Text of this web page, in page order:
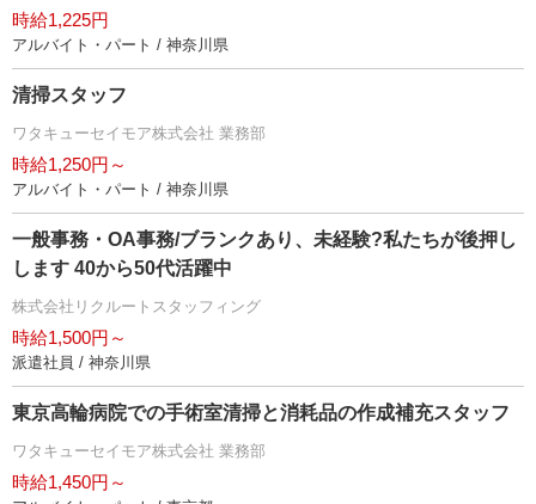
時給1,225円
アルバイト・パート / 神奈川県
清掃スタッフ
ワタキューセイモア株式会社 業務部
時給1,250円～
アルバイト・パート / 神奈川県
一般事務・OA事務/ブランクあり、未経験?私たちが後押し
します 40から50代活躍中
株式会社リクルートスタッフィング
時給1,500円～
派遣社員 / 神奈川県
東京高輪病院での手術室清掃と消耗品の作成補充スタッフ
ワタキューセイモア株式会社 業務部
時給1,450円～